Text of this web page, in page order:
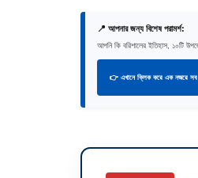
📍 আপনার জন্য বিশেষ পরামর্শ:
আপনি কি বরিশালের ইতিহাস, ১০টি
👉 এখানে ক্লিক করে এক নজরে সব